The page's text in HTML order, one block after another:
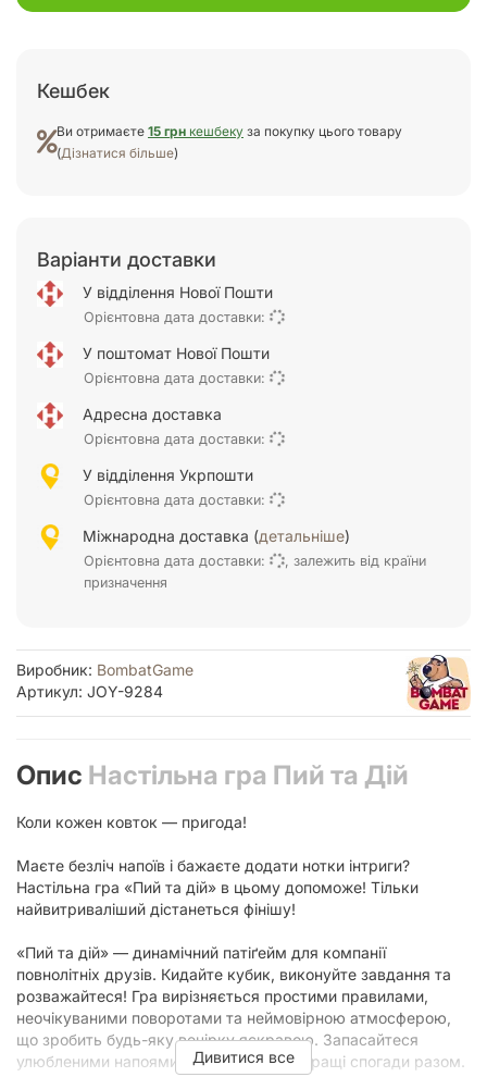
Кешбек
Ви отримаєте 15 грн кешбеку за покупку цього товару
(Дізнатися більше)
Варіанти доставки
У відділення Нової Пошти
Орієнтовна дата доставки:
У поштомат Нової Пошти
Орієнтовна дата доставки:
Адресна доставка
Орієнтовна дата доставки:
У відділення Укрпошти
Орієнтовна дата доставки:
Міжнародна доставка (детальніше)
Орієнтовна дата доставки:
, залежить від країни
призначення
Виробник: BombatGame
Артикул: JOY-9284
Опис Настільна гра Пий та Дій
Коли кожен ковток — пригода!
Маєте безліч напоїв і бажаєте додати нотки інтриги?
Настільна гра «Пий та дій» в цьому допоможе! Тільки
найвитриваліший дістанеться фінішу!
«Пий та дій» — динамічний патіґейм для компанії
повнолітніх друзів. Кидайте кубик, виконуйте завдання та
розважайтеся! Гра вирізняється простими правилами,
неочікуваними поворотами та неймовірною атмосферою,
що зробить будь-яку вечірку яскравою. Запасайтеся
улюбленими напоями і створюйте найкращі спогади разом.
Дивитися все